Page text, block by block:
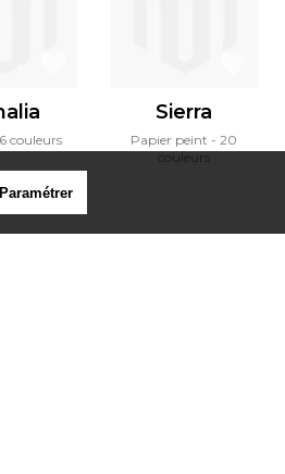
couleurs
Sierra
Papier peint
20
couleurs
Paramétrer